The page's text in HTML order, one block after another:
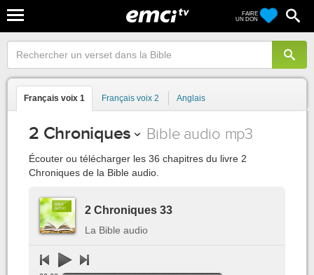
FAIRE
UN DON
Français voix 1 Français voix 2 Anglais
2 Chroniques Bible audio mp3
Écouter ou télécharger les 36 chapitres du livre 2
Chroniques de la Bible audio.
2 Chroniques 33
La Bible audio